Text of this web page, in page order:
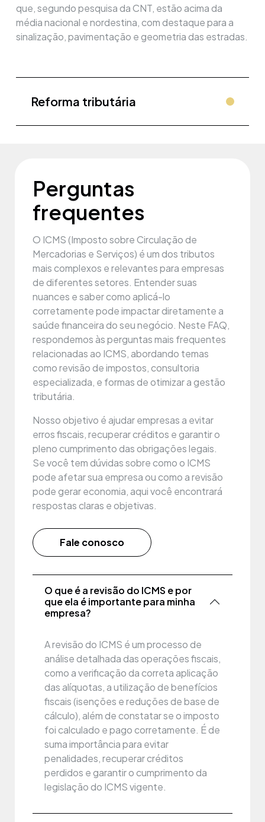
que, segundo pesquisa da CNT, estão acima da
média nacional e nordestina, com destaque para a
sinalização, pavimentação e geometria das estradas.
Reforma tributária
Perguntas
frequentes
O ICMS (Imposto sobre Circulação de
Mercadorias e Serviços) é um dos tributos
mais complexos e relevantes para empresas
de diferentes setores. Entender suas
nuances e saber como aplicá-lo
corretamente pode impactar diretamente a
saúde financeira do seu negócio. Neste FAQ,
respondemos às perguntas mais frequentes
relacionadas ao ICMS, abordando temas
como revisão de impostos, consultoria
especializada, e formas de otimizar a gestão
tributária.
Nosso objetivo é ajudar empresas a evitar
erros fiscais, recuperar créditos e garantir o
pleno cumprimento das obrigações legais.
Se você tem dúvidas sobre como o ICMS
pode afetar sua empresa ou como a revisão
pode gerar economia, aqui você encontrará
respostas claras e objetivas.
Fale conosco
O que é a revisão do ICMS e por
que ela é importante para minha
empresa?
A revisão do ICMS é um processo de
análise detalhada das operações fiscais,
como a verificação da correta aplicação
das alíquotas, a utilização de benefícios
fiscais (isenções e reduções de base de
cálculo), além de constatar se o imposto
foi calculado e pago corretamente. É de
suma importância para evitar
penalidades, recuperar créditos
perdidos e garantir o cumprimento da
legislação do ICMS vigente.